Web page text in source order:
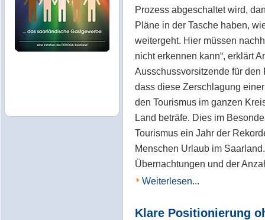
Prozess abgeschaltet wird,
Pläne in der Tasche haben,
weitergeht. Hier müssen
nicht erkennen kann“, erklärt
Ausschussvorsitzende für den
dass diese Zerschlagung
den Tourismus im ganzen
Land beträfe. Dies im
Tourismus ein Jahr der
Menschen Urlaub im
Übernachtungen und der
Weiterlesen...
Klare Positionierung